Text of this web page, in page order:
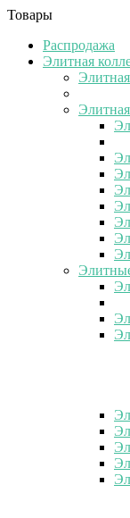
Товары
Распродажа
Элитная